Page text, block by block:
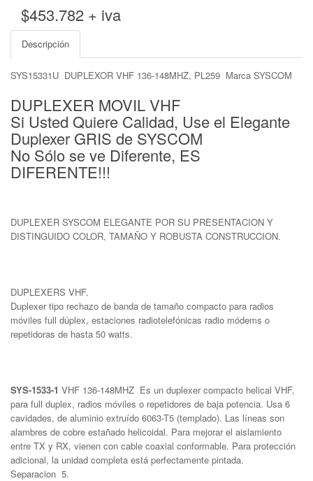
$453.782 + iva
Descripción
SYS15331U DUPLEXOR VHF 136-148MHZ, PL259 Marca SYSCOM
DUPLEXER MOVIL VHF
Si Usted Quiere Calidad, Use el Elegante
Duplexer GRIS de SYSCOM
No Sólo se ve Diferente, ES
DIFERENTE!!!
DUPLEXER SYSCOM ELEGANTE POR SU PRESENTACION Y
DISTINGUIDO COLOR, TAMAÑO Y ROBUSTA CONSTRUCCION.
DUPLEXERS VHF.
Duplexer tipo rechazo de banda de tamaño compacto para radios
móviles full dúplex, estaciones radiotelefónicas radio módems o
repetidoras de hasta 50 watts.
SYS-1533-1 VHF 136-148MHZ Es un duplexer compacto helical VHF,
para full duplex, radios móviles o repetidores de baja potencia. Usa 6
cavidades, de aluminio extruído 6063-T5 (templado). Las líneas son
alambres de cobre estañado helicoidal. Para mejorar el aislamiento
entre TX y RX, vienen con cable coaxial conformable. Para protección
adicional, la unidad completa está perfectamente pintada.
Separacion 5.